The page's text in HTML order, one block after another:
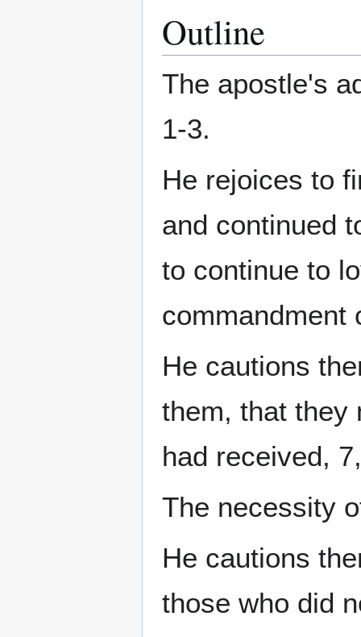
Outline
The apostle's
1-3.
He rejoices to
and continued
to continue to
commandment
He cautions
them, that they
had received,
The necessity
He cautions
those who did